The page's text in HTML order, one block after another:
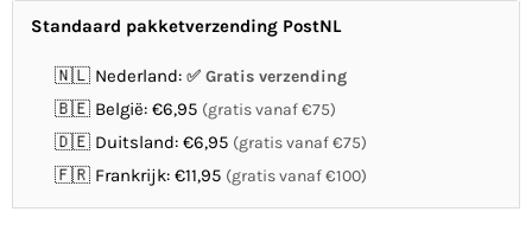
Standaard pakketverzending PostNL
🇳🇱 Nederland: Gratis verzending
🇧🇪 België: €6,95 (gratis vanaf €75)
🇩🇪 Duitsland: €6,95 (gratis vanaf €75)
🇫🇷 Frankrijk: €11,95 (gratis vanaf €100)